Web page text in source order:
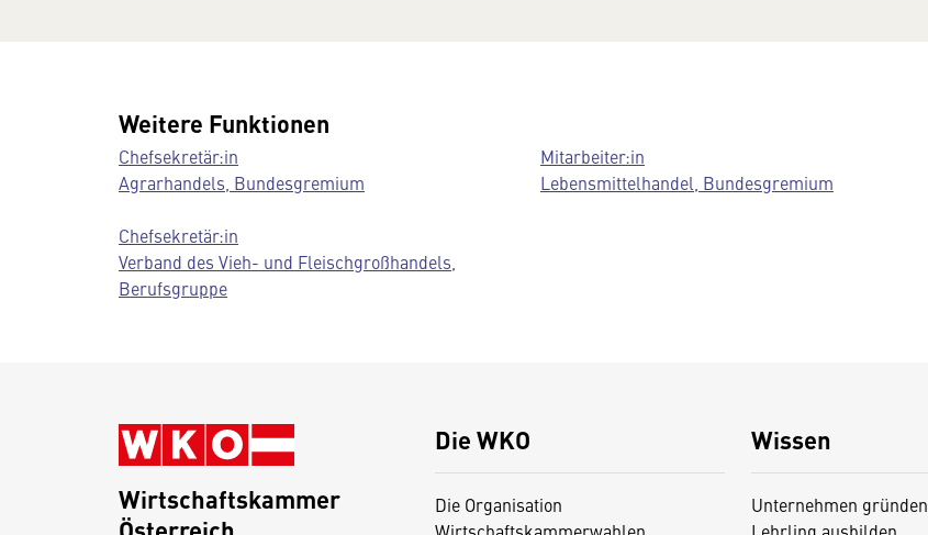
Weitere Funktionen
Chefsekretär:in
Agrarhandels, Bundesgremium
Mitarbeiter:in
Lebensmittelhandel, Bundesgremium
Chefsekretär:in
Verband des Vieh- und Fleischgroßhandels,
Berufsgruppe
Die WKO
Die Organisation
Wissen
Unternehmen gründen
Wirtschaftskammer